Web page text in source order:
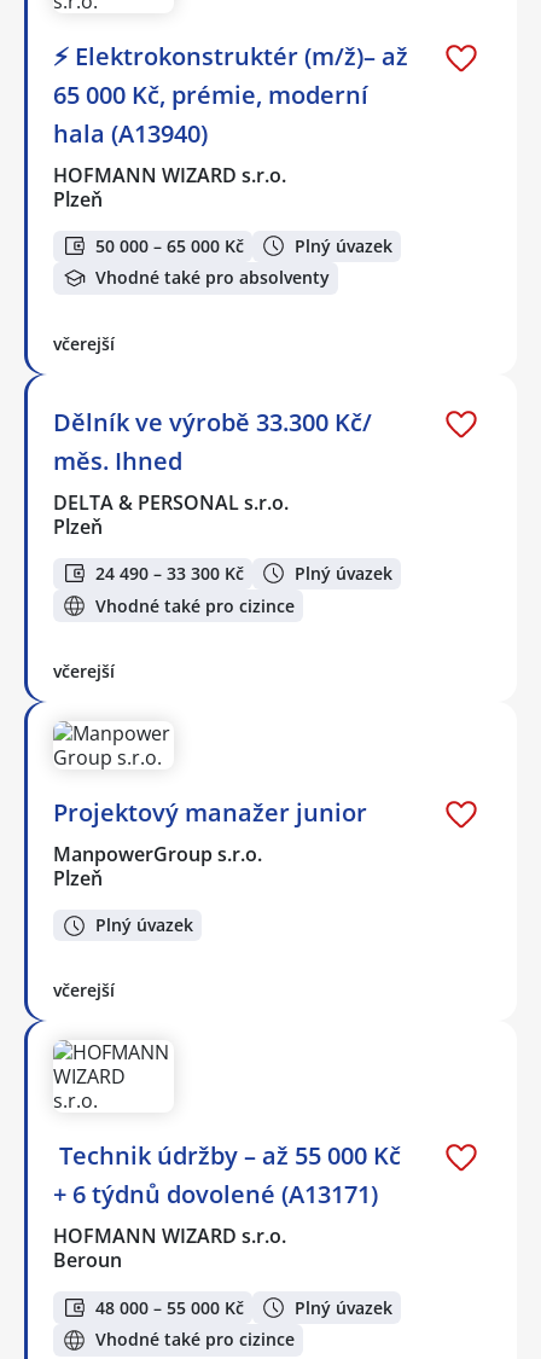
⚡ Elektrokonstruktér (m/ž)– až
65 000 Kč, prémie, moderní
hala (A13940)
HOFMANN WIZARD s.r.o.
Plzeň
50 000 – 65 000 Kč
Plný úvazek
Vhodné také pro absolventy
včerejší
Dělník ve výrobě 33.300 Kč/
měs. Ihned
DELTA & PERSONAL s.r.o.
Plzeň
24 490 – 33 300 Kč
Plný úvazek
Vhodné také pro cizince
včerejší
Projektový manažer junior
ManpowerGroup s.r.o.
Plzeň
Plný úvazek
včerejší
️ Technik údržby – až 55 000 Kč
+ 6 týdnů dovolené (A13171)
HOFMANN WIZARD s.r.o.
Beroun
48 000 – 55 000 Kč
Plný úvazek
Vhodné také pro cizince